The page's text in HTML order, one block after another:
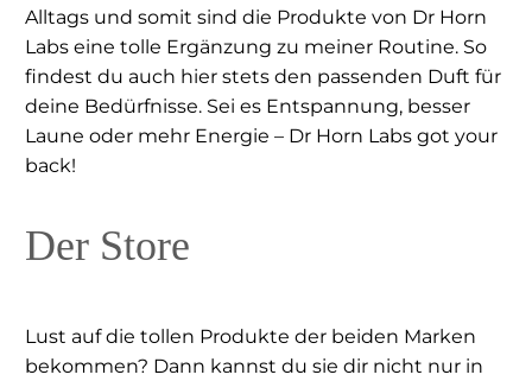
Alltags und somit sind die Produkte von Dr Horn
Labs eine tolle Ergänzung zu meiner Routine. So
findest du auch hier stets den passenden Duft für
deine Bedürfnisse. Sei es Entspannung, besser
Laune oder mehr Energie – Dr Horn Labs got your
back!
Der Store
Lust auf die tollen Produkte der beiden Marken
bekommen? Dann kannst du sie dir nicht nur in